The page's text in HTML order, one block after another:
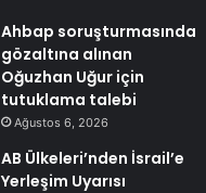
Ahbap soruşturmasında
gözaltına alınan
Oğuzhan Uğur için
tutuklama talebi
Ağustos 6, 2026
AB Ülkeleri’nden İsrail’e
Yerleşim Uyarısı